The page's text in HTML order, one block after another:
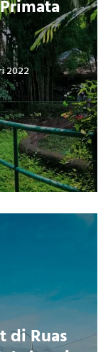
2022
di Ruas